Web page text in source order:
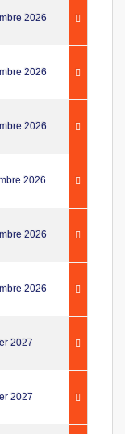
2026
2026
2026
2026
2026
2026
2027
2027